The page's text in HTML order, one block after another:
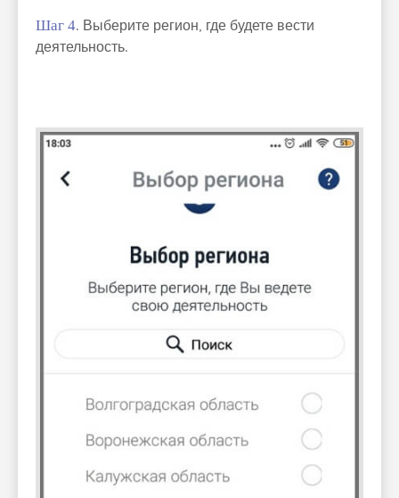
Шаг 4. Выберите регион, где будете вести
деятельность.